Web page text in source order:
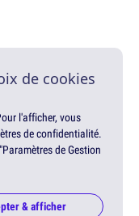
de cookies
l'afficher, vous
de confidentialité.
de Gestion
& afficher